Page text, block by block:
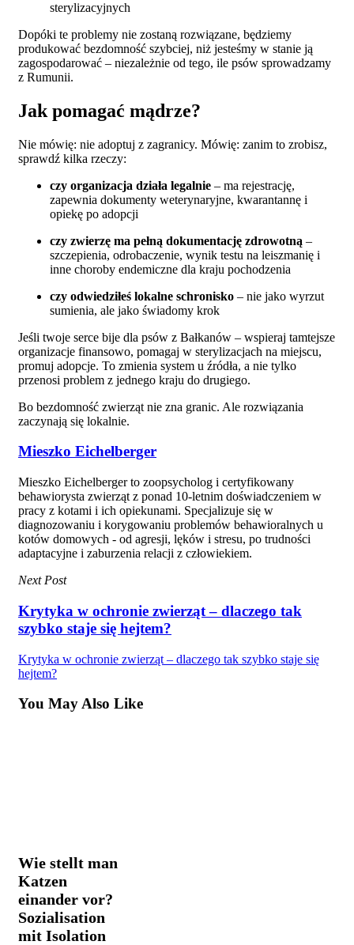
sterylizacyjnych
Dopóki te problemy nie zostaną rozwiązane, będziemy
produkować bezdomność szybciej, niż jesteśmy w stanie ją
zagospodarować – niezależnie od tego, ile psów sprowadzamy
z Rumunii.
Jak pomagać mądrze?
Nie mówię: nie adoptuj z zagranicy. Mówię: zanim to zrobisz,
sprawdź kilka rzeczy:
czy organizacja działa legalnie – ma rejestrację,
zapewnia dokumenty weterynaryjne, kwarantannę i
opiekę po adopcji
czy zwierzę ma pełną dokumentację zdrowotną –
szczepienia, odrobaczenie, wynik testu na leiszmanię i
inne choroby endemiczne dla kraju pochodzenia
czy odwiedziłeś lokalne schronisko – nie jako wyrzut
sumienia, ale jako świadomy krok
Jeśli twoje serce bije dla psów z Bałkanów – wspieraj tamtejsze
organizacje finansowo, pomagaj w sterylizacjach na miejscu,
promuj adopcje. To zmienia system u źródła, a nie tylko
przenosi problem z jednego kraju do drugiego.
Bo bezdomność zwierząt nie zna granic. Ale rozwiązania
zaczynają się lokalnie.
Mieszko Eichelberger
Mieszko Eichelberger to zoopsycholog i certyfikowany
behawiorysta zwierząt z ponad 10-letnim doświadczeniem w
pracy z kotami i ich opiekunami. Specjalizuje się w
diagnozowaniu i korygowaniu problemów behawioralnych u
kotów domowych - od agresji, lęków i stresu, po trudności
adaptacyjne i zaburzenia relacji z człowiekiem.
Next Post
Krytyka w ochronie zwierząt – dlaczego tak
szybko staje się hejtem?
Krytyka w ochronie zwierząt – dlaczego tak szybko staje się
hejtem?
You May Also Like
Katzen
einander
vor?
Sozialisation
mit
Isolation
Wie stellt man
Katzen
einander vor?
Sozialisation
mit Isolation